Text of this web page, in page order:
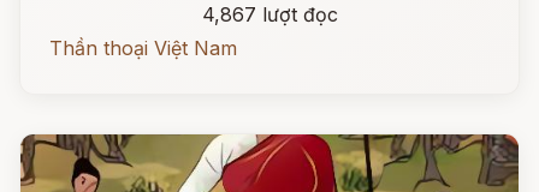
4,867 lượt đọc
Thần thoại Việt Nam